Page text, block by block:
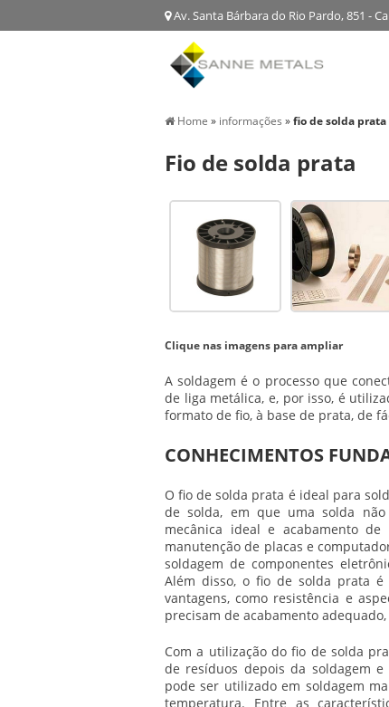
Av. Santa Bárbara do Rio Pardo, 851 -
Home » informações »fio de solda prata
Fio de solda prata
Clique nas imagens para ampliar
A soldagem é o processo que
de liga metálica, e, por isso, é
formato de fio, à base de prata, de
CONHECIMENTOS
Ofio de solda prata é ideal para
de solda, em que uma solda
mecânica ideal e acabamento
manutenção de placas e
soldagem de componentes
Além disso, ofio de solda prata é
vantagens, como resistência e
precisam de acabamento
Com a utilização dofio de solda
de resíduos depois da soldagem
pode ser utilizado em soldagem
temperatura. Entre as